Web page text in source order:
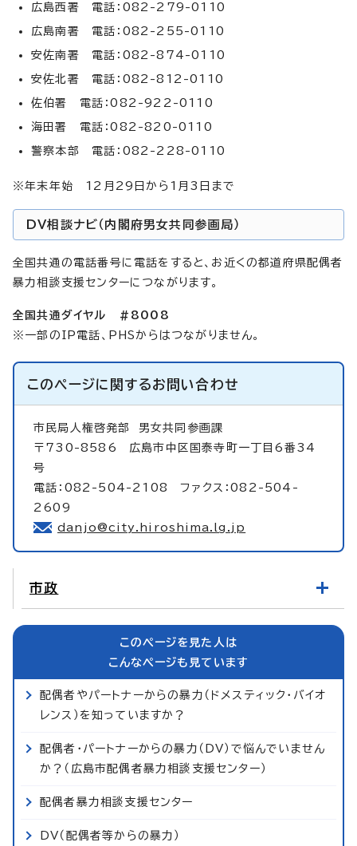
広島西署 電話：082-279-0110
広島南署 電話：082-255-0110
安佐南署 電話：082-874-0110
安佐北署 電話：082-812-0110
佐伯署 電話：082-922-0110
海田署 電話：082-820-0110
警察本部 電話：082-228-0110
※年末年始 12月29日から1月3日まで
DV相談ナビ（内閣府男女共同参画局）
全国共通の電話番号に電話をすると、お近くの都道府県配偶者
暴力相談支援センターにつながります。
全国共通ダイヤル #8008
※一部のIP電話、PHSからはつながりません。
このページに関するお問い合わせ
市民局人権啓発部 男女共同参画課
〒730-8586 広島市中区国泰寺町一丁目6番34
号
電話：082-504-2108 ファクス：082-504-
2609
danjo@city.hiroshima.lg.jp
市政
このページを見た人は
こんなページも見ています
配偶者やパートナーからの暴力（ドメスティック・バイオ
レンス）を知っていますか？
配偶者・パートナーからの暴力（DV）で悩んでいません
か？（広島市配偶者暴力相談支援センター）
配偶者暴力相談支援センター
DV（配偶者等からの暴力）